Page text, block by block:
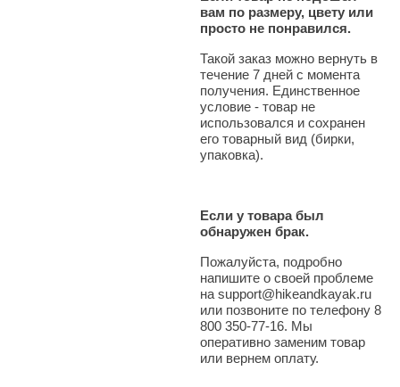
вам по размеру, цвету или
просто не понравился.
Такой заказ можно вернуть в
течение 7 дней с момента
получения. Единственное
условие - товар не
использовался и сохранен
его товарный вид (бирки,
упаковка).
Если у товара был
обнаружен брак.
Пожалуйста, подробно
напишите о своей проблеме
на support@hikeandkayak.ru
или позвоните по телефону 8
800 350-77-16. Мы
оперативно заменим товар
или вернем оплату.